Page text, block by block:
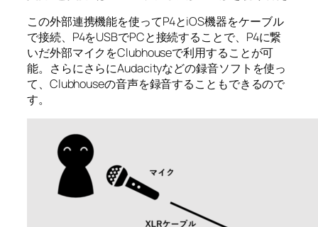
この外部連携機能を使ってP4とiOS機器をケーブル
で接続、P4をUSBでPCと接続することで、P4に繋
いだ外部マイクをClubhouseで利用することが可
能。さらにさらにAudacityなどの録音ソフトを使っ
て、Clubhouseの音声を録音することもできるので
す。